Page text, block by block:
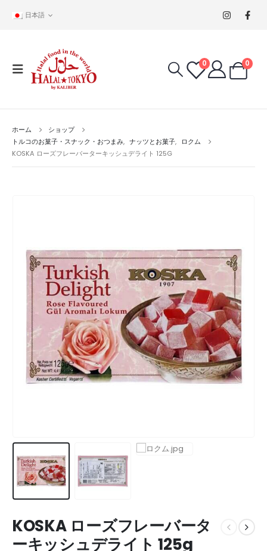
日本語
0 0
ホーム
ショップ
トルコのお菓子・スナック・おつまみ, ナッツとお菓子,
ロクム
KOSKA ローズフレーバーターキッシュデライト 125G
KOSKA ローズフレーバータ
ーキッシュデライト 125g